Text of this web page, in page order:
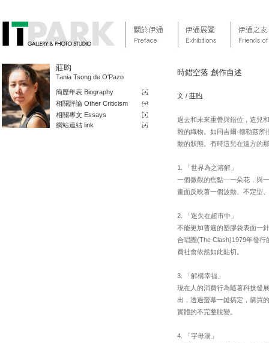
莊昀
Tania Tsong de O'Pazo
簡歷年表 Biography
相關評論 Other Criticism
相關專文 Essays
網站連結 link
時錯空落 創作自述
文 /莊昀
過去和未來重疊與錯位，這兒
雜的織物。如同吉爾·德勒茲
動的狀態。有時這兒在遠方的
1. 「世界為之溶解」
一個微觀的焦點—一朵花，與
畫面反映著一個波動、不定型
2. 「迷失在超市中」
不能更加普遍的塑膠袋表面一
合唱團(The Clash)1979年發行
費社會依然如此貼切。
3. 「解構幸福」
現在人的消費行為隨著科技發
出，透過螢幕一鍵搞定，購買
實體的不完整脫變。
4. 「字母湯」